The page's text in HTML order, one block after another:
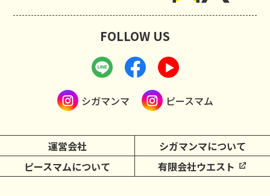
運営会社
シガマンマについて
ピースマムについて
有限会社ウエスト
FOLLOW US
シガマンマ ピースマム